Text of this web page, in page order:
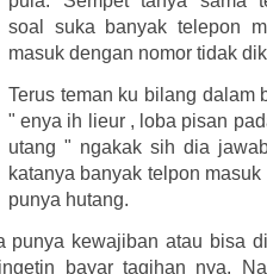
soal suka banyak telepon
masuk dengan nomor tidak
Terus teman ku bilang dalam
" enya ih lieur , loba pisan
utang " ngakak sih dia
katanya banyak telpon
punya hutang.
kewajiban atau bisa
bayar tagihan nya.